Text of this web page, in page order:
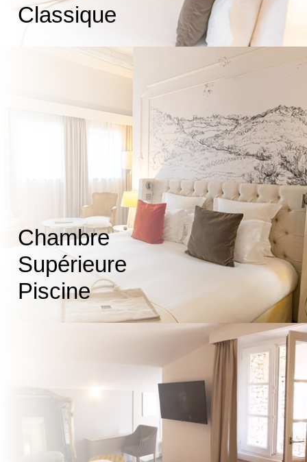
Classique
Chambre
Supérieure
Piscine
ACCUEIL
CHAMBRES
RESTAURANT
SPA
SÉMINAIRES
SERVICES
CONTACT
COFFRETS
ENGLISH VERSION
reservation@herbesblanches.com